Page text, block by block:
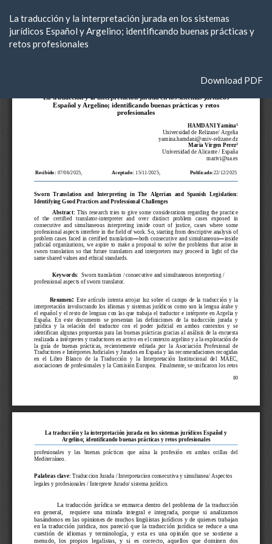
Article
Details
La traducción y la interpretación jurada en los sistemas
jurídicos Español y Argelino; identificando buenas prácticas y
retos profesionales
Download
Download PDF